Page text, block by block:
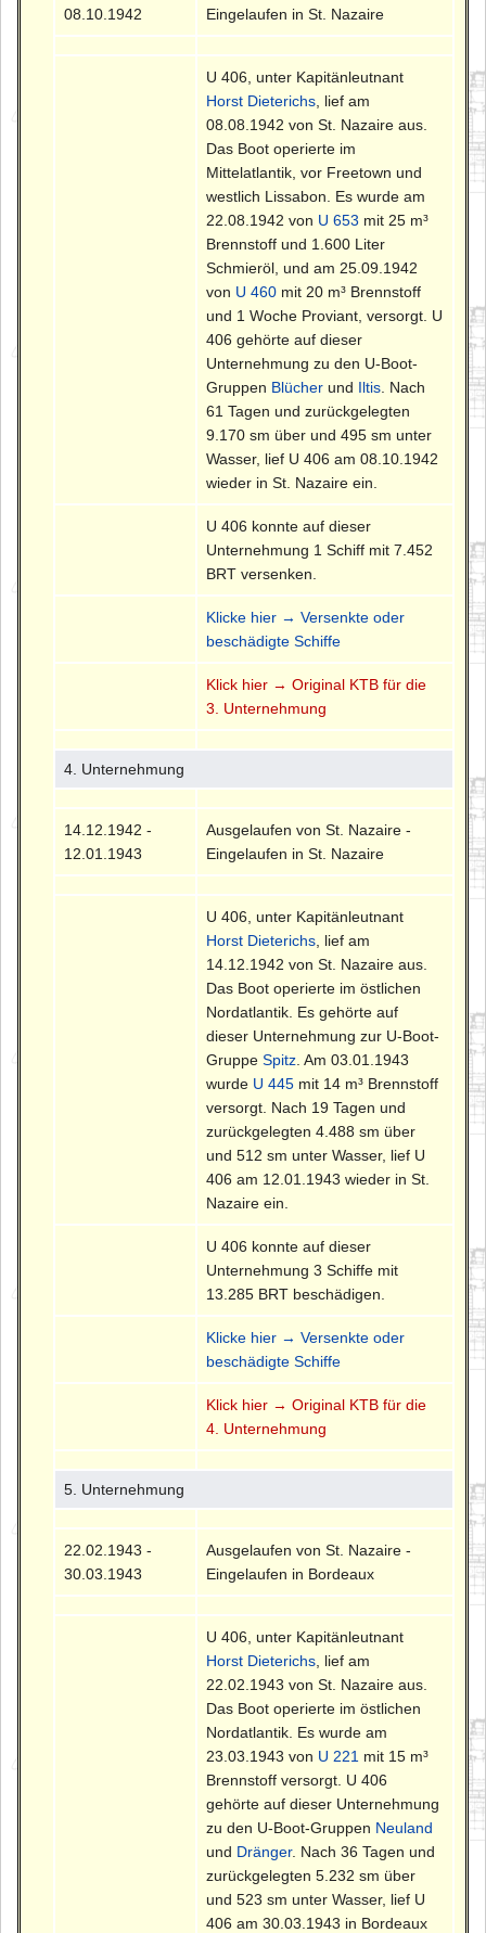
08.10.1942 Eingelaufen in St. Nazaire
U 406, unter Kapitänleutnant
Horst Dieterichs , lief am
08.08.1942 von St. Nazaire aus.
Das Boot operierte im
Mittelatlantik, vor Freetown und
westlich Lissabon. Es wurde am
22.08.1942 von U 653 mit 25 m³
Brennstoff und 1.600 Liter
Schmieröl, und am 25.09.1942
von U 460 mit 20 m³ Brennstoff
und 1 Woche Proviant, versorgt. U
406 gehörte auf dieser
Unternehmung zu den U-Boot-
Gruppen Blücher und Iltis . Nach
61 Tagen und zurückgelegten
9.170 sm über und 495 sm unter
Wasser, lief U 406 am 08.10.1942
wieder in St. Nazaire ein.
U 406 konnte auf dieser
Unternehmung 1 Schiff mit 7.452
BRT versenken.
Klicke hier → Versenkte oder
beschädigte Schiffe
Klick hier → Original KTB für die
3. Unternehmung
4. Unternehmung
14.12.1942 -
12.01.1943
Ausgelaufen von St. Nazaire -
Eingelaufen in St. Nazaire
U 406, unter Kapitänleutnant
Horst Dieterichs , lief am
14.12.1942 von St. Nazaire aus.
Das Boot operierte im östlichen
Nordatlantik. Es gehörte auf
dieser Unternehmung zur U-Boot-
GruppeSpitz . Am 03.01.1943
wurde U 445 mit 14 m³ Brennstoff
versorgt. Nach 19 Tagen und
zurückgelegten 4.488 sm über
und 512 sm unter Wasser, lief U
406 am 12.01.1943 wieder in St.
Nazaire ein.
U 406 konnte auf dieser
Unternehmung 3 Schiffe mit
13.285 BRT beschädigen.
Klicke hier → Versenkte oder
beschädigte Schiffe
Klick hier → Original KTB für die
4. Unternehmung
5. Unternehmung
22.02.1943 -
30.03.1943
Ausgelaufen von St. Nazaire -
Eingelaufen in Bordeaux
U 406, unter Kapitänleutnant
Horst Dieterichs , lief am
22.02.1943 von St. Nazaire aus.
Das Boot operierte im östlichen
Nordatlantik. Es wurde am
23.03.1943 von U 221 mit 15 m³
Brennstoff versorgt. U 406
gehörte auf dieser Unternehmung
zu den U-Boot-Gruppen Neuland
und Dränger. Nach 36 Tagen und
zurückgelegten 5.232 sm über
und 523 sm unter Wasser, lief U
406 am 30.03.1943 in Bordeaux